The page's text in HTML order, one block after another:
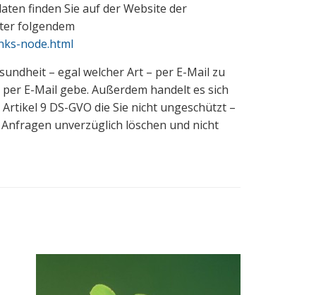
finden Sie auf der Website der
folgendem
node.html
– egal welcher Art – per E-Mail zu
E-Mail gebe. Außerdem handelt es sich
9 DS-GVO die Sie nicht ungeschützt –
unverzüglich löschen und nicht